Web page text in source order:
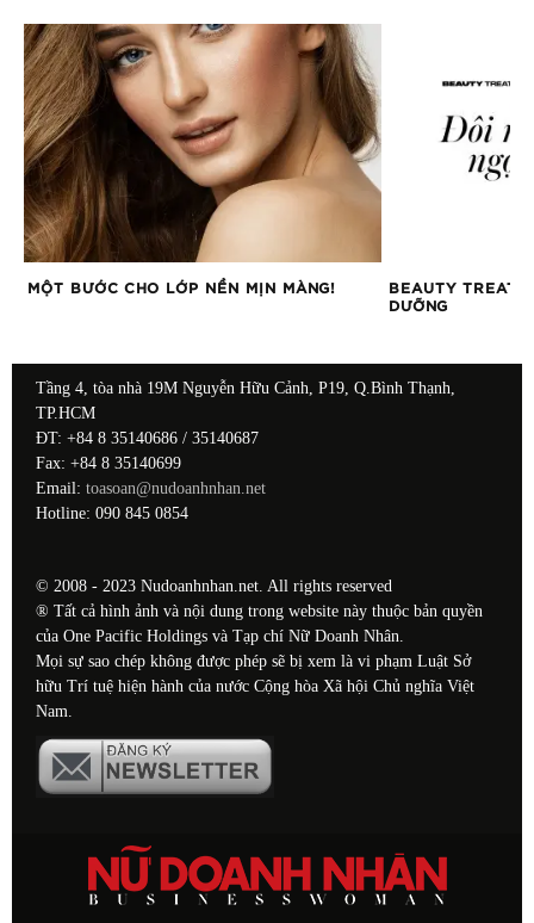
MỘT BƯỚC CHO LỚP NỀN MỊN MÀNG!
BEAUTY
DƯỠNG
Tầng 4, tòa nhà 19M Nguyễn Hữu Cảnh, P19, Q.Bình Thạnh,
TP.HCM
ĐT: +84 8 35140686 / 35140687
Fax: +84 8 35140699
Email: toasoan@nudoanhnhan.net
Hotline: 090 845 0854
© 2008 - 2023 Nudoanhnhan.net. All rights reserved
® Tất cả hình ảnh và nội dung trong website này thuộc bản quyền
của One Pacific Holdings và Tạp chí Nữ Doanh Nhân.
Mọi sự sao chép không được phép sẽ bị xem là vi phạm Luật Sở
hữu Trí tuệ hiện hành của nước Cộng hòa Xã hội Chủ nghĩa Việt
Nam.